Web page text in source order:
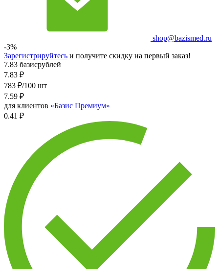
shop@bazismed.ru
-3%
Зарегистрируйтесь и получите скидку на первый заказ!
7.83 базисрублей
7.83 ₽
783 ₽/100 шт
7.59 ₽
для клиентов «Базис Премиум»
0.41 ₽